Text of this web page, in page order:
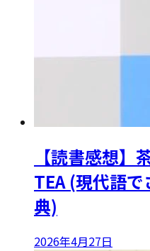
【読書感想】
TEA (現代語
典)
2026年4月27日